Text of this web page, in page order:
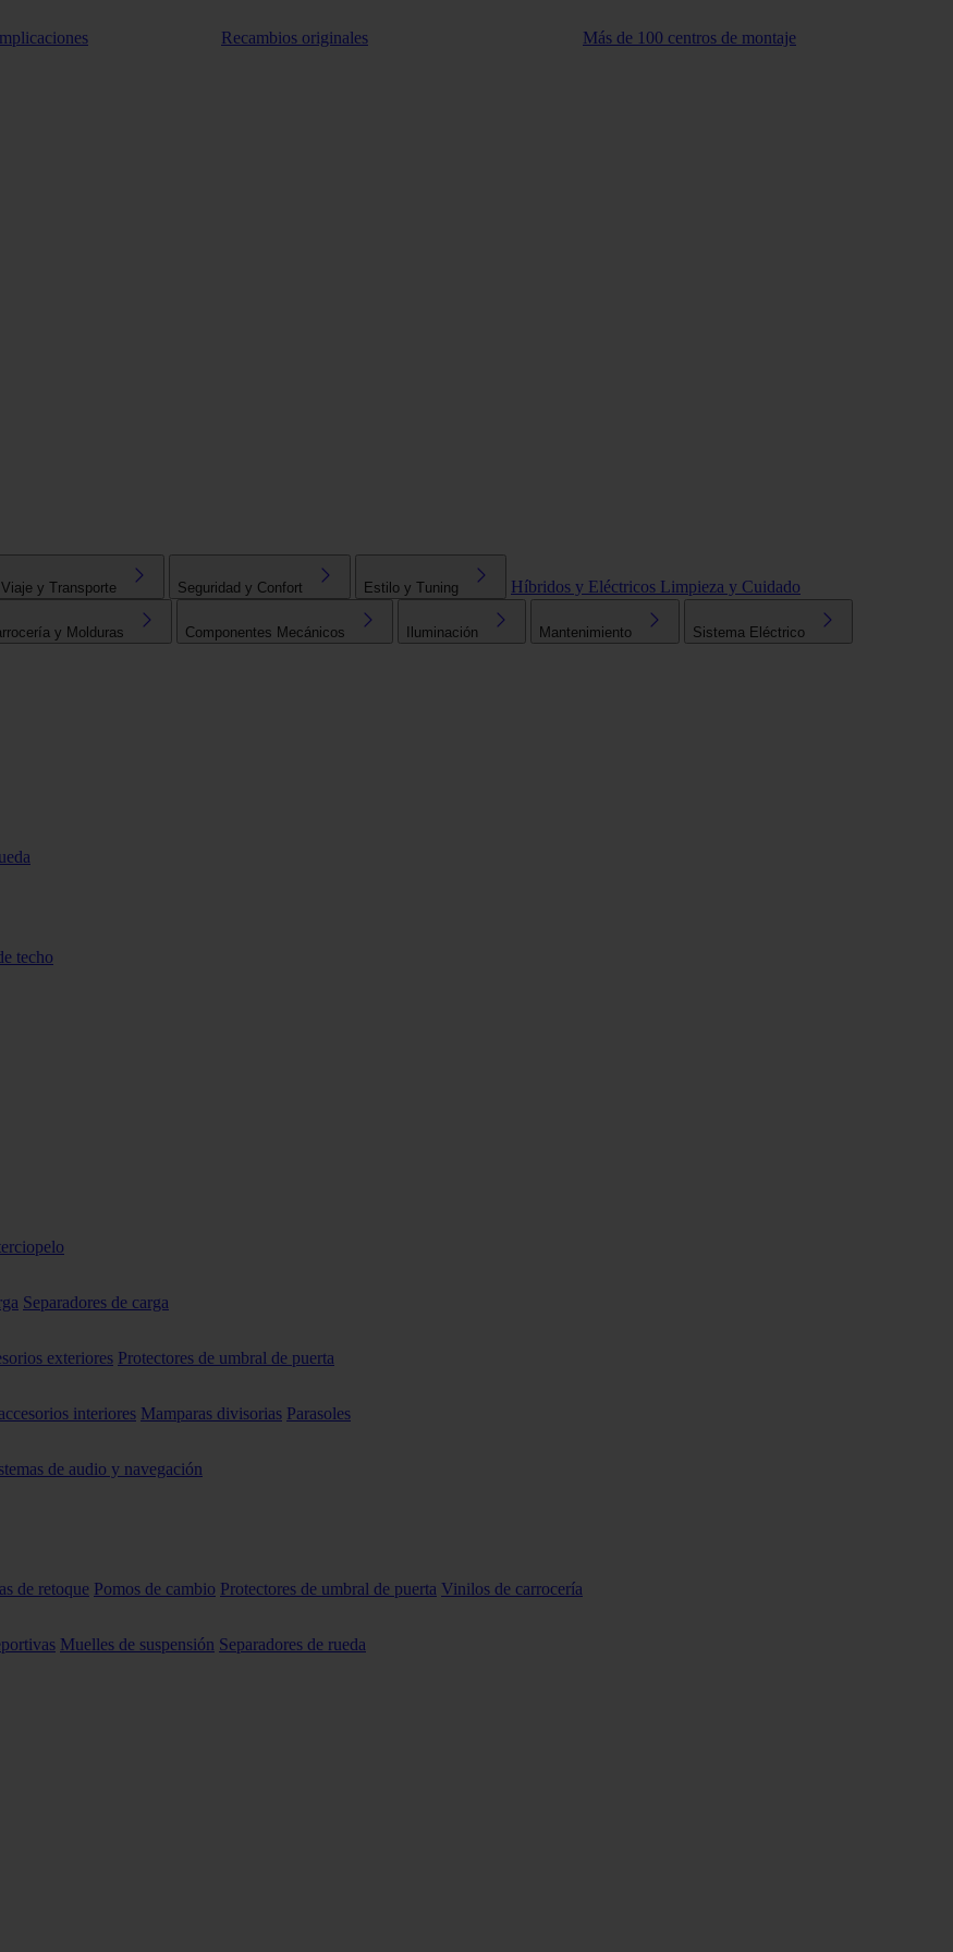
Recambios originales Más de 100 centros de montaje
Viaje y Transporte Seguridad y Confort Estilo y Tuning Híbridos y Eléctricos Limpieza y Cuidado
y Molduras Componentes Mecánicos Iluminación Mantenimiento Sistema Eléctrico
techo
Separadores de carga
exteriores Protectores de umbral de puerta
interiores Mamparas divisorias Parasoles
de audio y navegación
de retoque Pomos de cambio Protectores de umbral de puerta Vinilos de carrocería
Muelles de suspensión Separadores de rueda